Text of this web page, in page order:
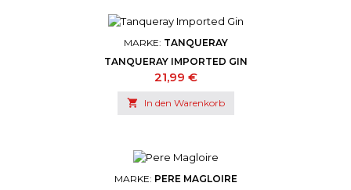
MARKE: TANQUERAY
TANQUERAY IMPORTED GIN
Preis
21,99 €
 In den Warenkorb
MARKE: PERE MAGLOIRE